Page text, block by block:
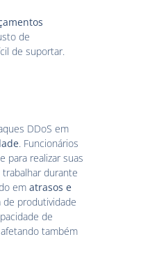
de
de suportar.
DDoS em
. Funcionários
para realizar suas
durante
ematrasos e
de produtividade
de
também